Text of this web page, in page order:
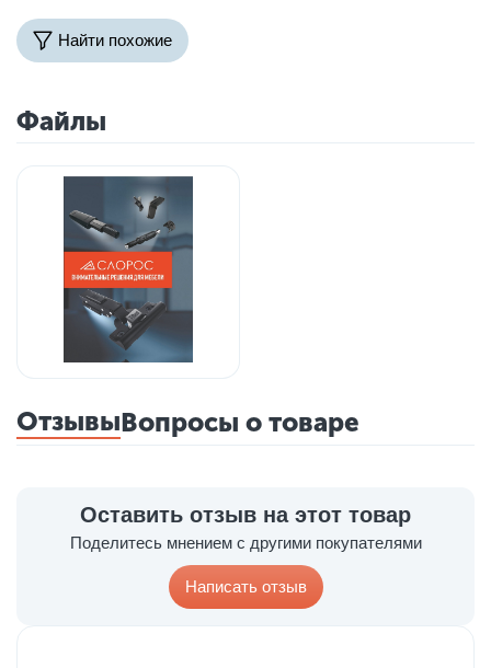
Найти похожие
Файлы
ОтзывыВопросы о товаре
Оставить отзыв на этот товар
Поделитесь мнением с другими покупателями
Написать отзыв